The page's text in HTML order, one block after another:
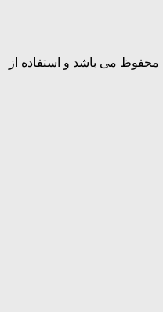
می باشد و استفاده از